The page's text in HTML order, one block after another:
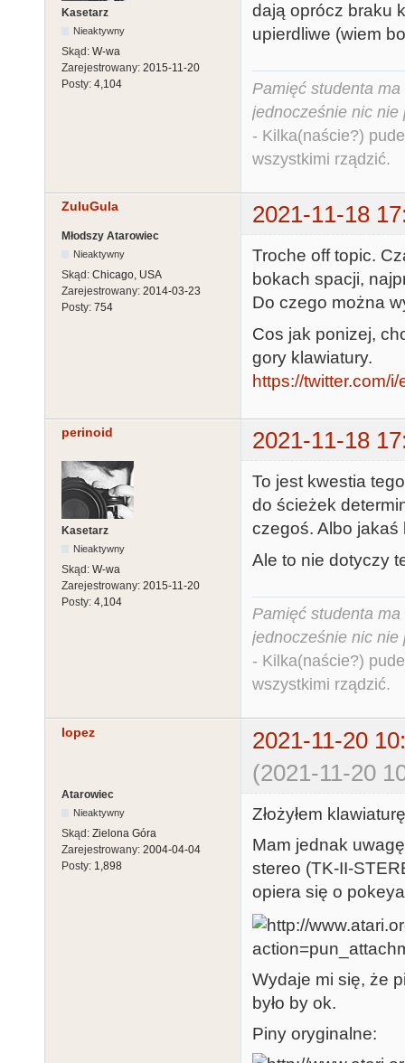
Kasetarz
Nieaktywny
Skąd: W-wa
Zarejestrowany: 2015-11-20
Posty: 4,104
dają oprócz braku
upierdliwe (wiem
Pamięć studenta
jednocześnie nic nie
- Kilka(naście?)
wszystkimi rządzić.
ZuluGula 2021-11-18
Młodszy Atarowiec
Nieaktywny
Skąd: Chicago, USA
Zarejestrowany: 2014-03-23
Posty: 754
Troche off topic.
bokach spacji,
Do czego można
Cos jak ponizej,
gory klawiatury.
https://twitter.com/
perinoid 2021-11-18
Kasetarz
Nieaktywny
Skąd: W-wa
Zarejestrowany: 2015-11-20
Posty: 4,104
To jest kwestia
do ścieżek
czegoś. Albo jakaś
Ale to nie dotyczy
Pamięć studenta
jednocześnie nic nie
- Kilka(naście?)
wszystkimi rządzić.
lopez
2021-11-20
(2021-11-20
Atarowiec
Nieaktywny
Skąd: Zielona Góra
Zarejestrowany: 2004-04-04
Posty: 1,898
Złożyłem
Mam jednak
stereo (TK-II-
opiera się o
Wydaje mi się, że
było by ok.
Piny oryginalne: